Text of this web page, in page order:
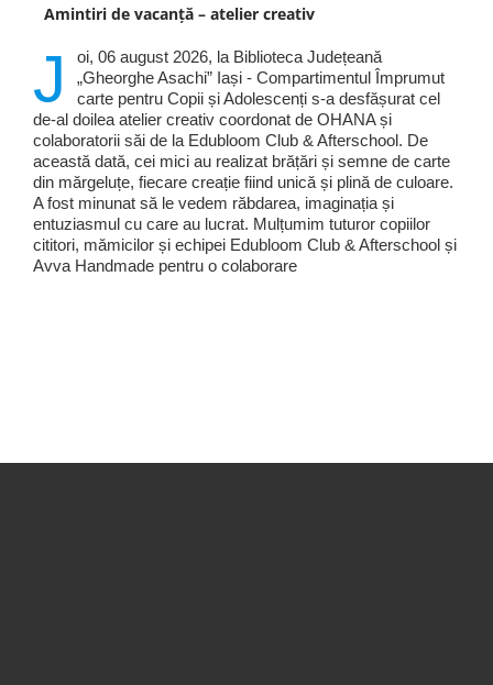
Amintiri de vacanță – atelier creativ
J
oi, 06 august 2026, la Biblioteca Județeană
„Gheorghe Asachi” Iași - Compartimentul Împrumut
carte pentru Copii și Adolescenți s-a desfășurat cel
de-al doilea atelier creativ coordonat de OHANA și
colaboratorii săi de la Edubloom Club & Afterschool. De
această dată, cei mici au realizat brățări și semne de carte
din mărgeluțe, fiecare creație fiind unică și plină de culoare.
A fost minunat să le vedem răbdarea, imaginația și
entuziasmul cu care au lucrat. Mulțumim tuturor copiilor
cititori, mămicilor și echipei Edubloom Club & Afterschool și
Avva Handmade pentru o colaborare